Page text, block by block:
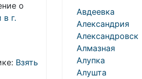
о
в г.
Взять
Авдеевка
Александрия
Александровск
Алмазная
Алупка
Алушта